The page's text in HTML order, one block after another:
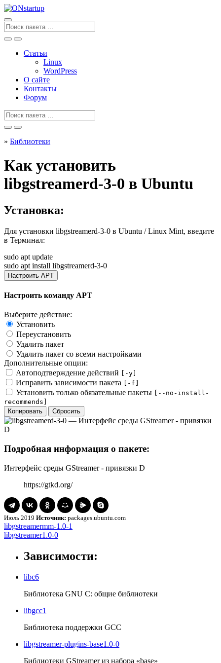
Перейти
к
содержанию
Поиск
для
Статьи
Linux
WordPress
О сайте
Контакты
Форум
Поиск
для
» Библиотеки
Как установить
libgstreamerd-3-0 в Ubuntu
Установка:
Для установки libgstreamerd-3-0 в Ubuntu / Linux Mint, введите
в Терминал:
sudo apt update
sudo apt install libgstreamerd-3-0
Настроить APT
Настроить команду APT
Выберите действие:
Установить
Переустановить
Удалить пакет
Удалить пакет со всеми настройками
Дополнительные опции:
Автоподтверждение действий
[-y]
Исправить зависимости пакета [-f]
Установить только обязательные пакеты
[--no-install-
recommends]
Копировать
Сбросить
Подробная информация о пакете:
Интерфейс среды GStreamer - привязки D
https://gtkd.org/
Июль 2019 Источник: packages.ubuntu.com
Навигация
по
записям
libgstreamermm-
1.0-
libgstreamermm-1.0-1
libgstreamer1.0-
libgstreamer1.0-0
Зависимости:
libc6
Библиотека GNU C: общие библиотеки
libgcc1
Библиотека поддержки GCC
libgstreamer-plugins-base1.0-0
Библиотеки GStreamer из набора «base»